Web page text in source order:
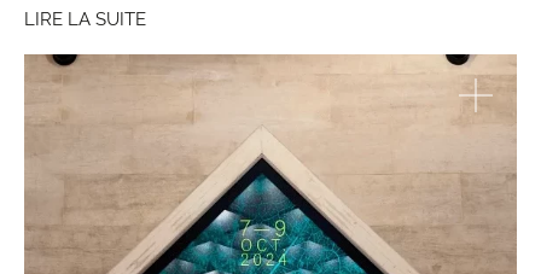
LIRE LA SUITE